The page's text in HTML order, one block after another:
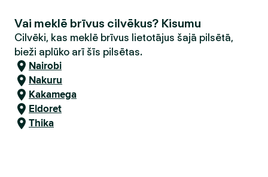
Vai meklē brīvus cilvēkus? Kisumu
Cilvēki, kas meklē brīvus lietotājus šajā pilsētā,
bieži aplūko arī šīs pilsētas.
Nairobi
Nakuru
Kakamega
Eldoret
Thika